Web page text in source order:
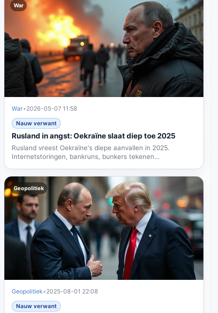
War
War• 2026-05-07 11:58
Nauw verwant
Rusland in angst: Oekraïne slaat diep toe 2025
Rusland vreest Oekraïne's diepe aanvallen in 2025.
Internetstoringen, bankruns, bunkers tekenen
Geopolitiek
Geopolitiek• 2025-08-01 22:08
Nauw verwant